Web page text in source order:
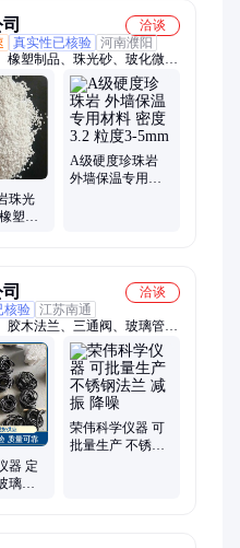
洽谈
真实性已核验 河南濮阳
橡塑制品、珠光砂、玻化微
料、园艺花卉、育苗基质、盆
砂玻璃、隔热保温层、防火保
、外墙保温系统、颗粒防火涂
层、外墙装饰一体板、白片手
珠光
塑制
A级硬度珍珠岩
外墙保温专用材
洽谈
核验 江苏南通
胶木法兰、三通阀、玻璃管
兰、不锈钢法兰、旋转蒸发
膜蒸发器、反应釜配件、玻璃
、四氟密封垫、高低温一体、
口玻璃阀门、实验室玻璃阀
应釜
器 定
璃制
荣伟科学仪器 可
批量生产 不锈钢